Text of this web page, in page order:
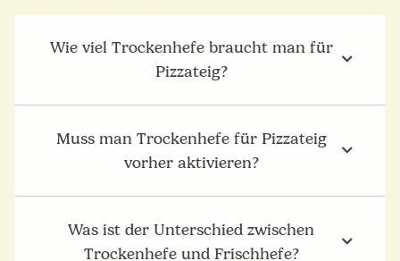
Wie viel Trockenhefe braucht man für
Pizzateig?
Muss man Trockenhefe für Pizzateig
vorher aktivieren?
Was ist der Unterschied zwischen
Trockenhefe und Frischhefe?